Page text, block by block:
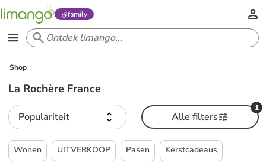
family
Shop
La Rochère France
Populariteit
1
Alle filters
Wonen UITVERKOOP Pasen Kerstcadeaus